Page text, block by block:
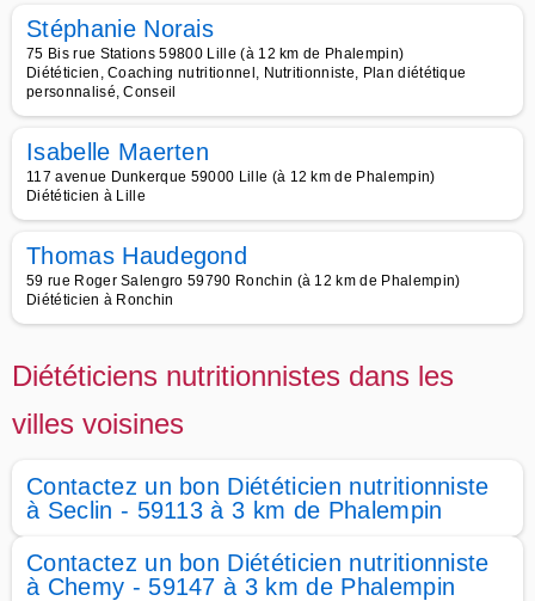
Stéphanie Norais
75 Bis rue Stations 59800 Lille (à 12 km de Phalempin)
Diététicien, Coaching nutritionnel, Nutritionniste, Plan diététique
personnalisé, Conseil
Isabelle Maerten
117 avenue Dunkerque 59000 Lille (à 12 km de Phalempin)
Diététicien à Lille
Thomas Haudegond
59 rue Roger Salengro 59790 Ronchin (à 12 km de Phalempin)
Diététicien à Ronchin
Diététiciens nutritionnistes dans les
villes voisines
Contactez un bon Diététicien nutritionniste
à Seclin - 59113 à 3 km de Phalempin
Contactez un bon Diététicien nutritionniste
à Chemy - 59147 à 3 km de Phalempin